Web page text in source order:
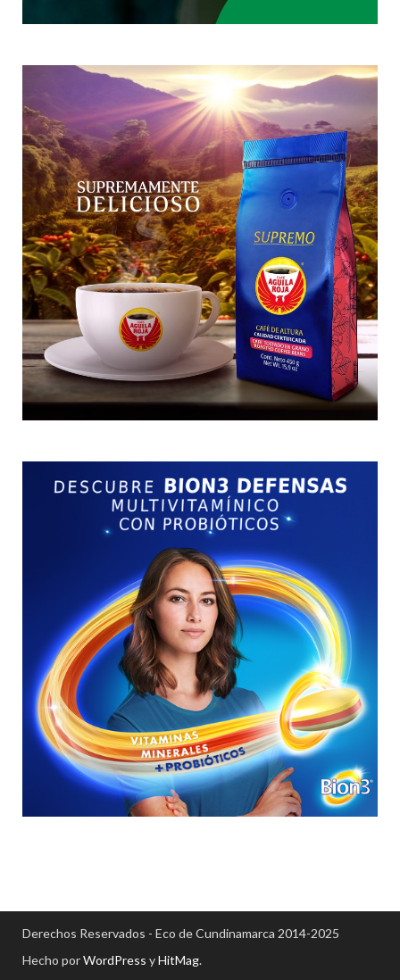
Derechos Reservados - Eco de Cundinamarca 2014-2025
Hecho porWordPress yHitMag.